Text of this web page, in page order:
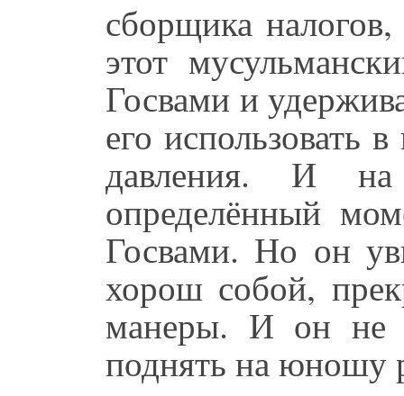
сборщика
этот
Госвами и
его использовать
давления. И на
определённый
Госвами. Но он
хорош собой,
манеры. И он не
поднять на юношу